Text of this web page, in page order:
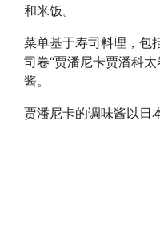
和米饭。
菜单基于寿司料理，包
司卷“贾潘尼卡贾潘科
酱。
贾潘尼卡的调味酱以日